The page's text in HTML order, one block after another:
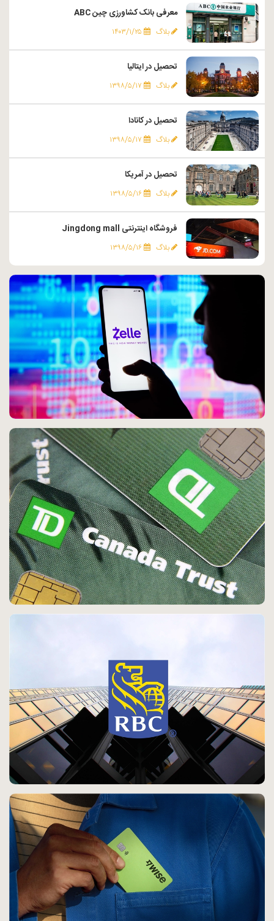
معرفی بانک کشاورزی چین ABC
بلاگ ۱۴۰۳/۱/۲۵
تحصیل در ایتالیا
بلاگ ۱۳۹۸/۵/۱۷
تحصیل در کانادا
بلاگ ۱۳۹۸/۵/۱۷
تحصیل در آمریکا
بلاگ ۱۳۹۸/۵/۱۶
فروشگاه اینترنتی Jingdong mall
بلاگ ۱۳۹۸/۵/۱۶